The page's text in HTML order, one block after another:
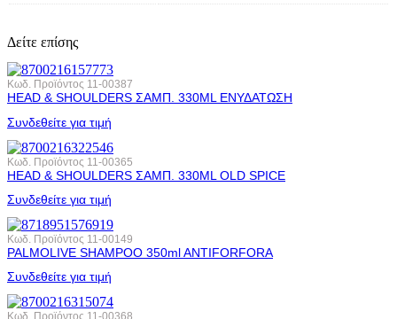
Δείτε επίσης
Κωδ. Προϊόντος 11-00387
HEAD & SHOULDERS ΣΑΜΠ. 330ML ΕΝΥΔΑΤΩΣΗ
Συνδεθείτε για τιμή
Κωδ. Προϊόντος 11-00365
HEAD & SHOULDERS ΣΑΜΠ. 330ML OLD SPICE
Συνδεθείτε για τιμή
Κωδ. Προϊόντος 11-00149
PALMOLIVE SHAMPOO 350ml ANTIFORFORA
Συνδεθείτε για τιμή
Κωδ. Προϊόντος 11-00368